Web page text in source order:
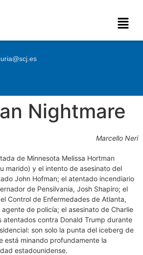
Nightmare
Marcello Neri
de Minnesota Melissa Hortman
marido) y el intento de asesinato del
John Hofman; el atentado incendiario
de Pensilvania, Josh Shapiro; el
Control de Enfermedades de Atlanta,
de policía; el asesinato de Charlie
atentados contra Donald Trump durante
son solo la punta del iceberg de
está minando profundamente la
estadounidense.